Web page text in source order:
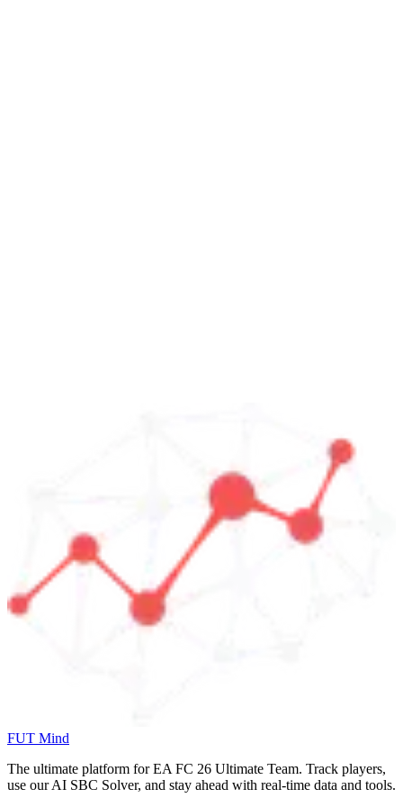
FUT Mind
The ultimate platform for EA FC 26 Ultimate Team. Track players,
use our AI SBC Solver, and stay ahead with real-time data and tools.